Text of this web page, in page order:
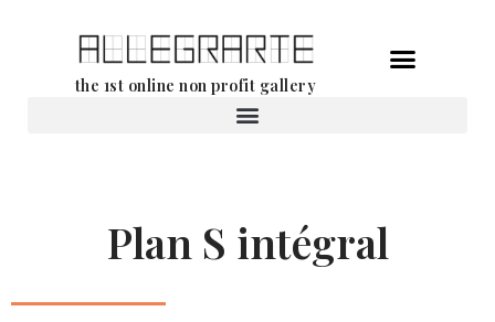
the 1st online non profit gallery
Plan S intégral